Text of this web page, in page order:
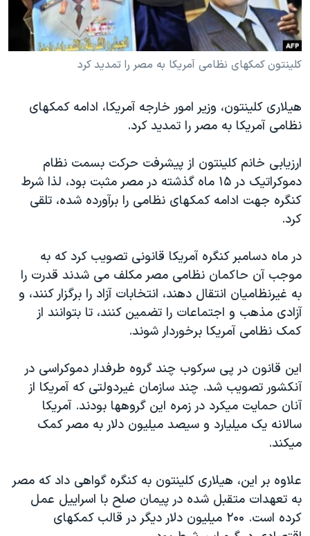
فرهنگ و زندگی
حقوق شهروندی
اقتصادی
اسرائیل در جنگ
آرشیو پخش زنده
مستندها
انتخابات ریاست جمهوری آمریکا ۲۰۲۴
حمله جمهوری اسلامی به اسرائیل
ورزش زنان در ایران
مجموعه مستندهای دادخواهی
تریبونال مردمی آبان ۹۸
قانون شفافیت دارائی کادر رهبری ایران
اعتراضات مردمی آبان ۹۸
اسرائیل در جنگ
نرگس محمدی برنده جایزه نوبل صلح
همایش محافظه‌کاران آمریکا «سی‌پک»
صفحه‌های ویژه
سفر پرزیدنت ترامپ به چین
دنبال کنید
زبانهای مختلف
کلينتون کمکهای نظامی آمريکا به مصر را تمديد کرد
هيلاری کلينتون، وزير امور خارجه آمريکا، ادامه کمکهای
نظامی آمريکا به مصر را تمديد کرد.
ارزيابی خانم کلينتون از پيشرفت حرکت بسمت نظام
دموکراتيک در ۱۵ ماه گذشته در مصر مثبت بود، لذا شرط
کنگره جهت ادامه کمکهای نظامی را برآورده شده، تلقی
کرد.
در ماه دسامبر کنگره آمريکا قانونی تصويب کرد که به
موجب آن حاکمان نظامی مصر مکلف می شدند قدرت را
به غيرنظاميان انتقال دهند، انتخابات آزاد را برگزار کنند، و
آزادی مذهب و اجتماعات را تضمين کنند، تا بتوانند از
کمک نظامی آمريکا برخوردار شوند.
اين قانون در پی سرکوب چند گروه طرفدار دموکراسی در
آنکشور تصويب شد. چند سازمان غيردولتی که آمريکا از
آنان حمايت ميکرد در زمره اين گروهها بودند. آمريکا
سالانه يک ميليارد و سيصد ميليون دلار به مصر کمک
ميکند.
علاوه بر اين، هيلاری کلينتون به کنگره گواهی داد که مصر
به تعهدات متقبل شده در پيمان صلح با اسراييل عمل
کرده است. ٢۰۰ ميليون دلار ديگر در قالب کمکهای